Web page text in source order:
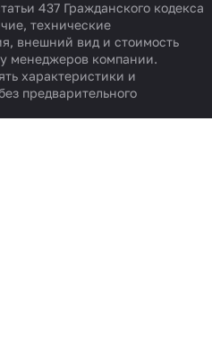
437 Гражданского кодекса
технические
внешний вид и стоимость
менеджеров компании.
характеристики и
предварительного